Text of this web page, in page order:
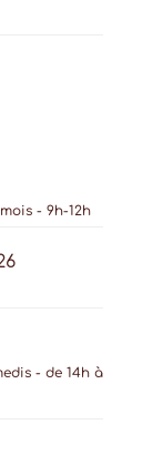
- 9h-12h
- de 14h à